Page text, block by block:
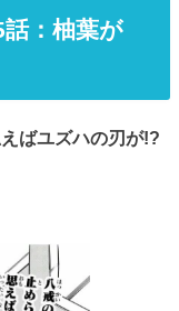
話：柚葉が
ばユズハの刃が!?